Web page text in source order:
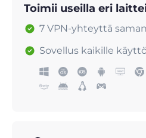
Toimii useilla eri
7 VPN-yhteyttä
Sovellus kaikille